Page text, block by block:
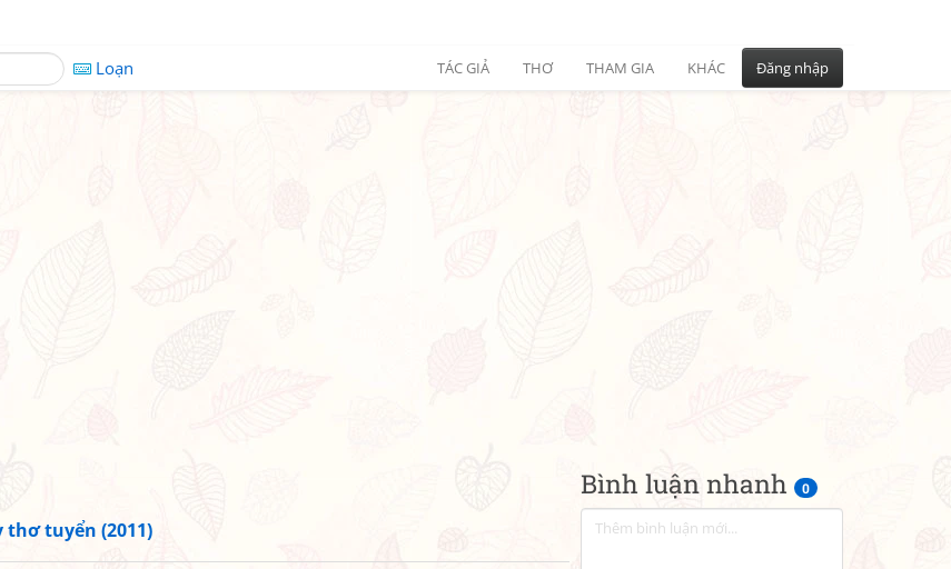
Loạn TÁC GIẢ THƠ THAM GIA KHÁC Đăng nhập
Bình luận nhanh 0
thơ tuyển (2011)